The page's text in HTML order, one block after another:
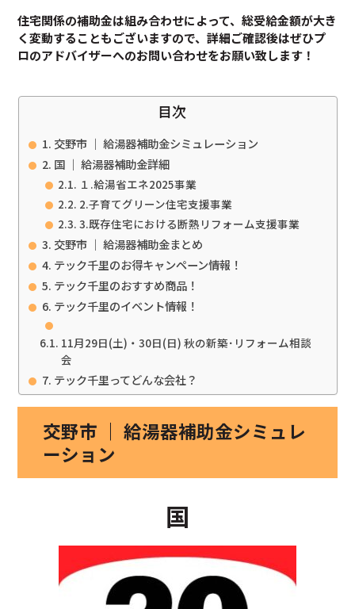
住宅関係の補助金は組み合わせによって、総受給金額が大き
く変動することもございますので、詳細ご確認後はぜひプ
ロのアドバイザーへのお問い合わせをお願い致します！
目次
交野市 ｜ 給湯器補助金シミュレーション
国 ｜ 給湯器補助金詳細
１.給湯省エネ2025事業
2.子育てグリーン住宅支援事業
3.既存住宅における断熱リフォーム支援事業
交野市 ｜ 給湯器補助金まとめ
テック千里のお得キャンペーン情報！
テック千里のおすすめ商品！
テック千里のイベント情報！
11月29日(土)・30日(日) 秋の新築･リフォーム相談
会
テック千里ってどんな会社？
交野市 ｜ 給湯器補助金シミュレ
ーション
国